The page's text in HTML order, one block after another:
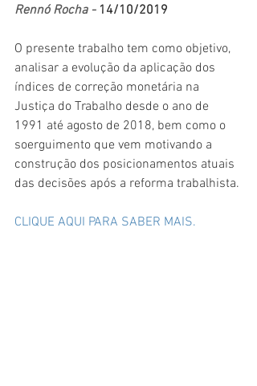
Rennó Rocha - 14/10/2019
O presente trabalho tem como objetivo,
analisar a evolução da aplicação dos
índices de correção monetária na
Justiça do Trabalho desde o ano de
1991 até agosto de 2018, bem como o
soerguimento que vem motivando a
construção dos posicionamentos atuais
das decisões após a reforma trabalhista.
CLIQUE AQUI PARA SABER MAIS.